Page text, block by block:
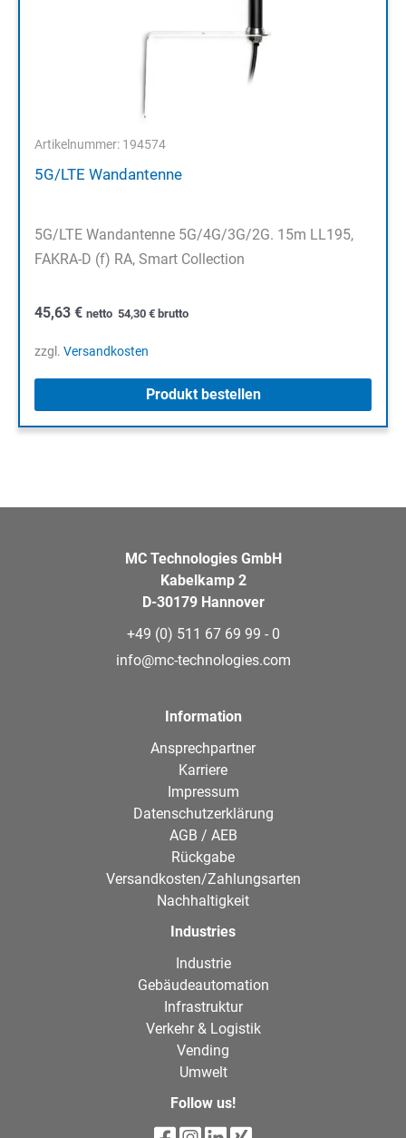
Artikelnummer: 194574
5G/LTE Wandantenne
5G/LTE Wandantenne 5G/4G/3G/2G. 15m LL195,
FAKRA-D (f) RA, Smart Collection
45,63 € netto 54,30 € brutto
zzgl. Versandkosten
Produkt bestellen
MC Technologies GmbH
Kabelkamp 2
D-30179 Hannover
+49 (0) 511 67 69 99 - 0
info@mc-technologies.com
Information
Ansprechpartner
Karriere
Impressum
Datenschutzerklärung
AGB / AEB
Rückgabe
Versandkosten/Zahlungsarten
Nachhaltigkeit
Industries
Industrie
Gebäudeautomation
Infrastruktur
Verkehr & Logistik
Vending
Umwelt
Follow us!